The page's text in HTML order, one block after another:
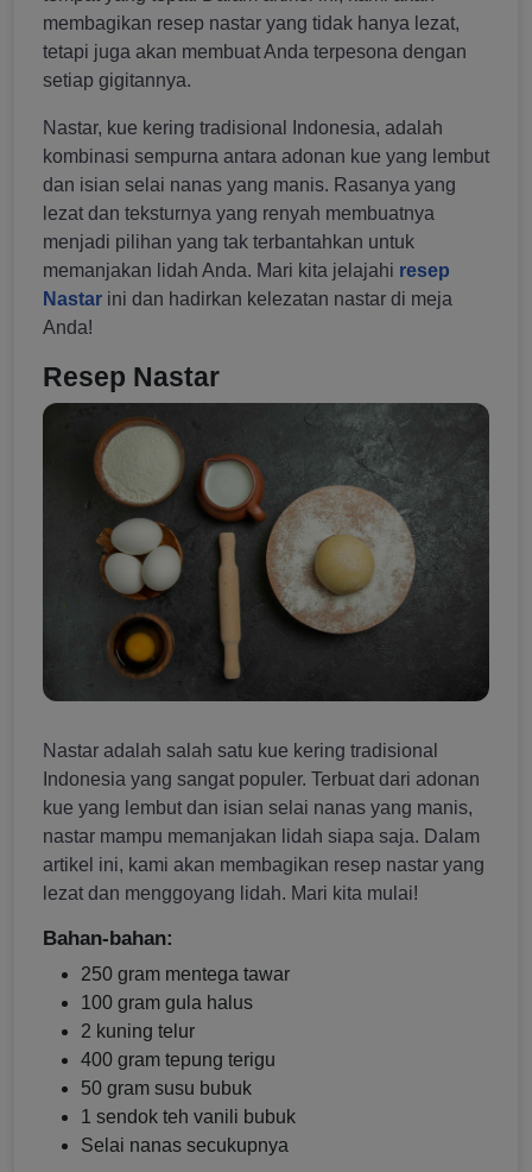
membagikan resep nastar yang tidak hanya lezat,
tetapi juga akan membuat Anda terpesona dengan
setiap gigitannya.
Nastar, kue kering tradisional Indonesia, adalah
kombinasi sempurna antara adonan kue yang lembut
dan isian selai nanas yang manis. Rasanya yang
lezat dan teksturnya yang renyah membuatnya
menjadi pilihan yang tak terbantahkan untuk
memanjakan lidah Anda. Mari kita jelajahi resep
Nastar ini dan hadirkan kelezatan nastar di meja
Anda!
Resep Nastar
Nastar adalah salah satu kue kering tradisional
Indonesia yang sangat populer. Terbuat dari adonan
kue yang lembut dan isian selai nanas yang manis,
nastar mampu memanjakan lidah siapa saja. Dalam
artikel ini, kami akan membagikan resep nastar yang
lezat dan menggoyang lidah. Mari kita mulai!
Bahan-bahan:
250 gram mentega tawar
100 gram gula halus
2 kuning telur
400 gram tepung terigu
50 gram susu bubuk
1 sendok teh vanili bubuk
Selai nanas secukupnya